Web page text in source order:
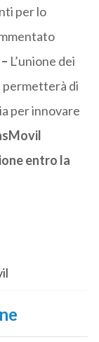
per lo
L’unione dei
permetterà di
per innovare
entro la